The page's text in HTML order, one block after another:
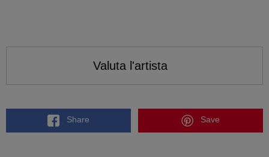
Valuta l'artista
Share Save